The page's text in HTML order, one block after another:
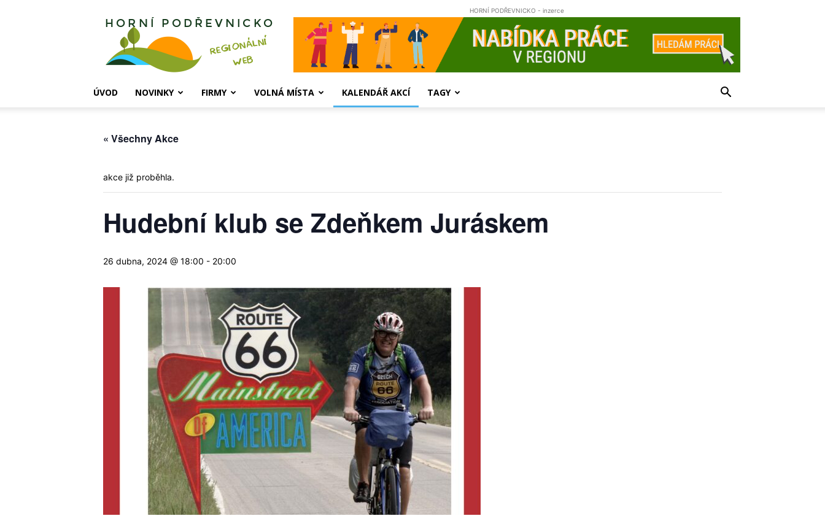
Horní
HORNÍ PODŘEVNICKO - inzerce
ÚVOD NOVINKY FIRMY VOLNÁ MÍSTA KALENDÁŘ AKCÍ TAGY
« Všechny Akce
akce již proběhla.
Hudební klub se Zdeňkem Juráskem
26 dubna, 2024 @ 18:00 - 20:00